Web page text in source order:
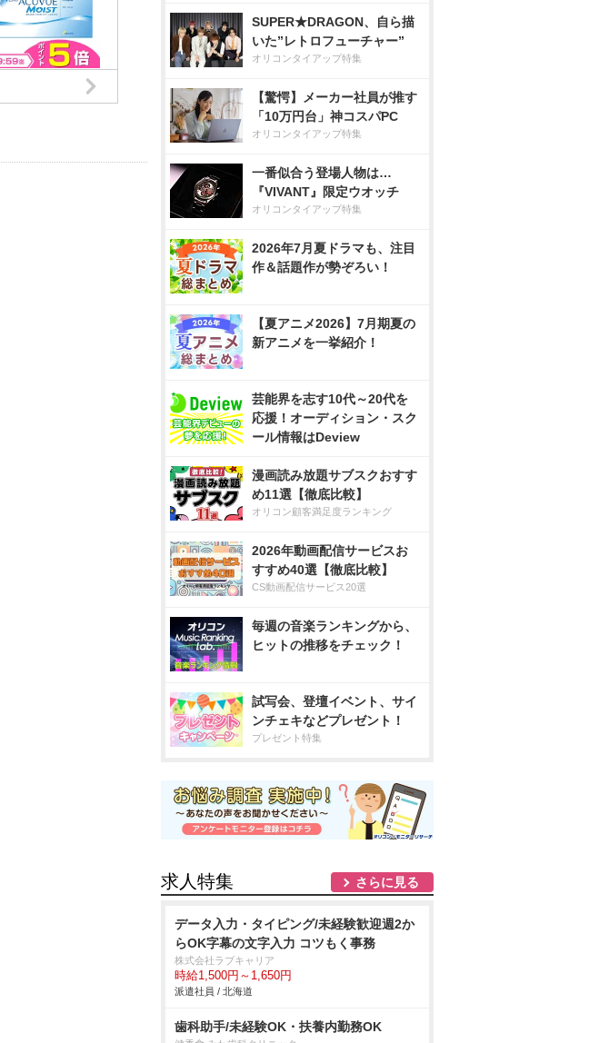
SUPER★DRAGON、自ら描
いた”レトロフューチャー”
オリコンタイアップ特集
【驚愕】メーカー社員が推す
「10万円台」神コスパPC
オリコンタイアップ特集
一番似合う登場人物は…
『VIVANT』限定ウオッチ
オリコンタイアップ特集
2026年7月夏ドラマも、注目
作＆話題作が勢ぞろい！
【夏アニメ2026】7月期夏の
新アニメを一挙紹介！
芸能界を志す10代～20代を
応援！オーディション・スク
ール情報はDeview
漫画読み放題サブスクおすす
め11選【徹底比較】
オリコン顧客満足度ランキング
2026年動画配信サービスお
すすめ40選【徹底比較】
CS動画配信サービス20選
毎週の音楽ランキングから、
ヒットの推移をチェック！
試写会、登壇イベント、サイ
ンチェキなどプレゼント！
プレゼント特集
求人特集 さらに見る
データ入力・タイピング/未経験歓迎週2か
らOK字幕の文字入力 コツもく事務
株式会社ラブキャリア
時給1,500円～1,650円
派遣社員 / 北海道
歯科助手/未経験OK・扶養内勤務OK